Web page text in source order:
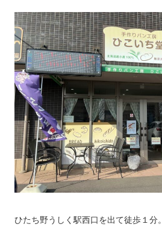
ひたち野うしく駅西口を出て徒歩１分。